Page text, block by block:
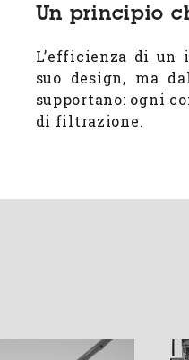
Un principio
L’efficienza di un
suo design, ma
supportano: ogni
di filtrazione.